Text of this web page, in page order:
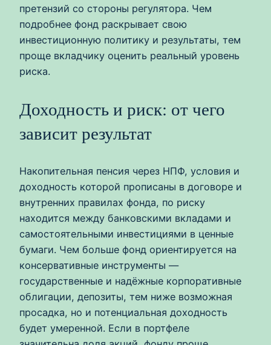
претензий со стороны регулятора. Чем
подробнее фонд раскрывает свою
инвестиционную политику и результаты, тем
проще вкладчику оценить реальный уровень
риска.
Доходность и риск: от чего
зависит результат
Накопительная пенсия через НПФ, условия и
доходность которой прописаны в договоре и
внутренних правилах фонда, по риску
находится между банковскими вкладами и
самостоятельными инвестициями в ценные
бумаги. Чем больше фонд ориентируется на
консервативные инструменты —
государственные и надёжные корпоративные
облигации, депозиты, тем ниже возможная
просадка, но и потенциальная доходность
будет умеренной. Если в портфеле